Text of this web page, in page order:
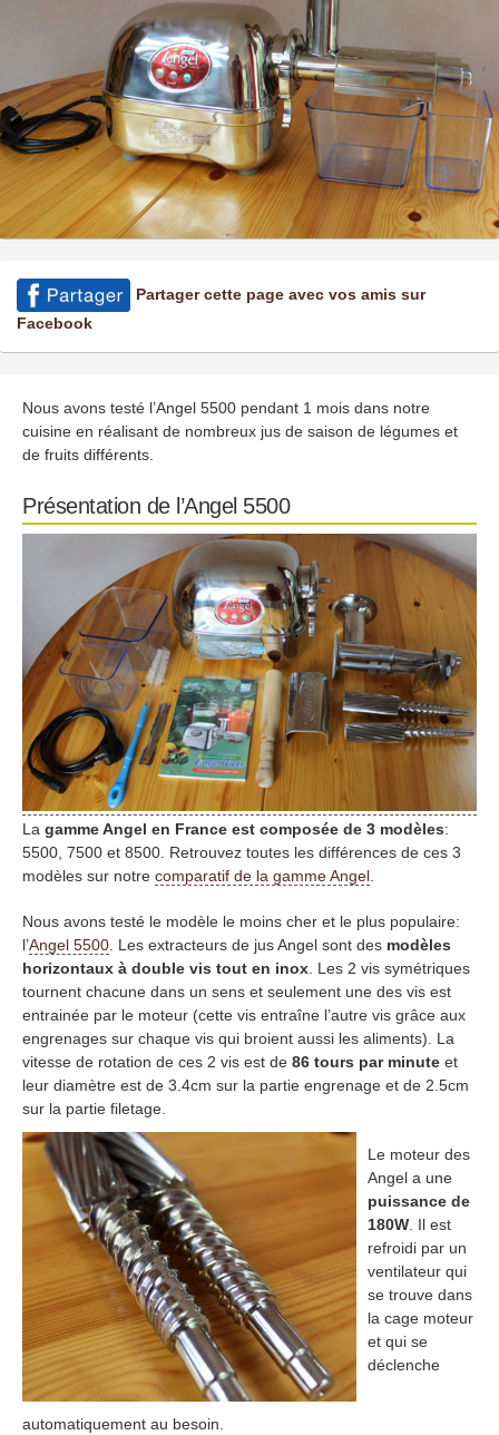
Partager cette page avec vos amis sur
Facebook
Nous avons testé l’Angel 5500 pendant 1 mois dans notre
cuisine en réalisant de nombreux jus de saison de légumes et
de fruits différents.
Présentation de l’Angel 5500
La gamme Angel en France est composée de 3 modèles:
5500, 7500 et 8500. Retrouvez toutes les différences de ces 3
modèles sur notre comparatif de la gamme Angel
Nous avons testé le modèle le moins cher et le plus populaire:
l’Angel 5500 . Les extracteurs de jus Angel sont des modèles
horizontaux à double vis tout en inox . Les 2 vis symétriques
tournent chacune dans un sens et seulement une des vis est
entrainée par le moteur (cette vis entraîne l’autre vis grâce aux
engrenages sur chaque vis qui broient aussi les aliments). La
vitesse de rotation de ces 2 vis est de 86 tours par minute et
leur diamètre est de 3.4cm sur la partie engrenage et de 2.5cm
sur la partie filetage.
Le moteur des
Angel a une
puissance de
180W . Il est
refroidi par un
ventilateur qui
se trouve dans
la cage moteur
et qui se
déclenche
automatiquement au besoin.